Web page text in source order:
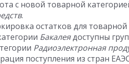
с новой товарной
.
остатков для товарной
Бакалеядоступны
Радиоэлектронная
поступления из стран